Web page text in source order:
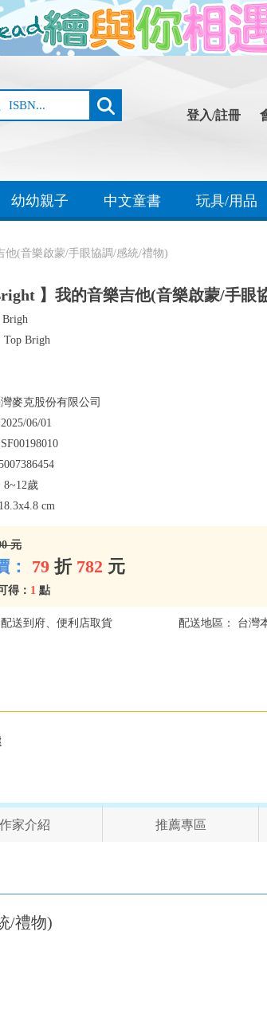
登入/註冊
幼幼親子 中文童書 玩具/用品
他(音樂啟蒙/手眼協調/感統/禮物)
】我的音樂吉他(音樂啟蒙/手眼
Brigh
Top Brigh
麥克股份有限公司
2025/06/01
SF00198010
8~12歲
cm
元
： 79 折 782 元
得： 1 點
送到府、便利店取貨 配送地區： 台灣
作家介紹 推薦專區
/禮物)